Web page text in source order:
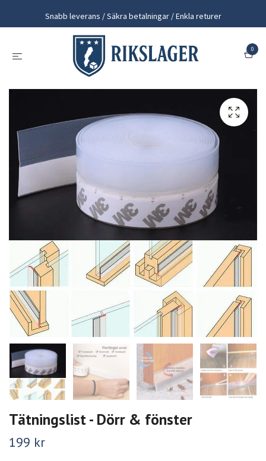
Snabb leverans / Säkra betalningar / Enkla returer
0
Tätningslist - Dörr & fönster
199 kr